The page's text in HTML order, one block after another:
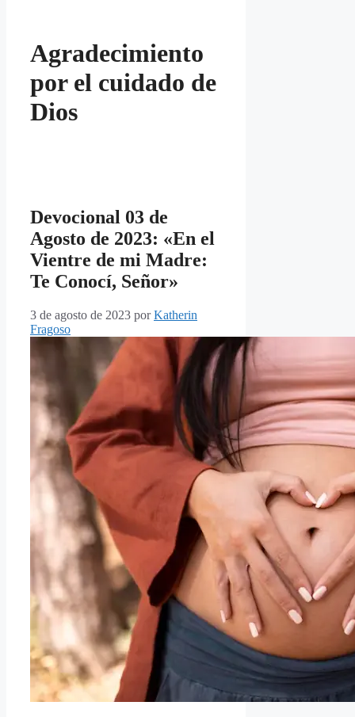
Agradecimiento
por el cuidado de
Dios
Devocional 03 de
Agosto de 2023: «En el
Vientre de mi Madre:
Te Conocí, Señor»
3 de agosto de 2023 porKatherin
Fragoso